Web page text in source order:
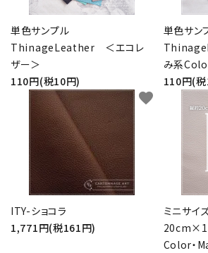
単色サンプル
ThinageLeather ＜エコレ
ザー＞
110円(税10円)
単色サン
み系
110円(
ITY-ショコラ
1,771円(税161円)
favorite
ミニサイ
Color・